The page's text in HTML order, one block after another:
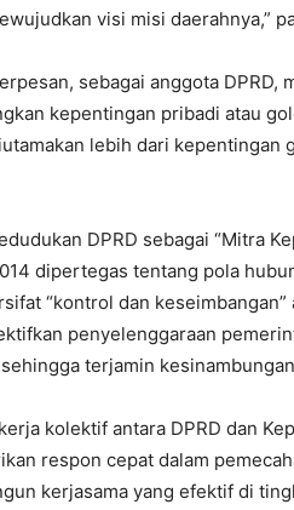
visi misi daerahnya,”
sebagai anggota DPRD,
kepentingan pribadi atau
lebih dari kepentingan
DPRD sebagai “Mitra
dipertegas tentang pola
“kontrol dan
penyelenggaraan
terjamin
kolektif antara DPRD dan
respon cepat dalam
kerjasama yang efektif di